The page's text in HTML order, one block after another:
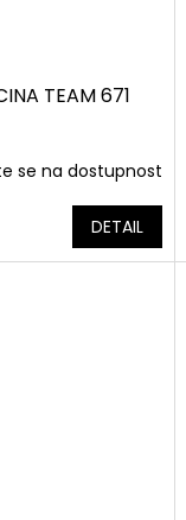
TEAM 671
se na dostupnost
DETAIL